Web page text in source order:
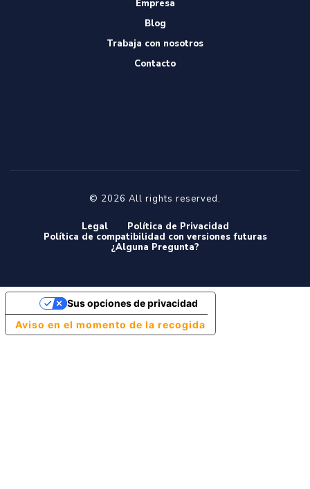
Empresa
Blog
Trabaja con nosotros
Contacto
© 2026 All rights reserved.
Legal
Política de Privacidad
Política de compatibilidad con versiones futuras
¿Alguna Pregunta?
Aviso en el momento de la recogida
Sus opciones de privacidad